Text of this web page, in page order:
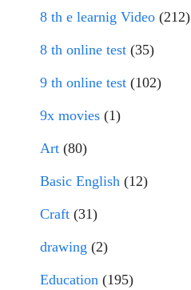
8 th e learnig Video (212)
8 th online test (35)
9 th online test (102)
9x movies (1)
Art (80)
Basic English (12)
Craft (31)
drawing (2)
Education (195)